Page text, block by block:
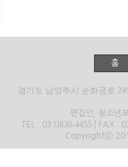
홈
경기도 남양주시 순화궁로
편집인, 청소년
TEL : 031)830-4455 | FAX :
Copyrightⓒ